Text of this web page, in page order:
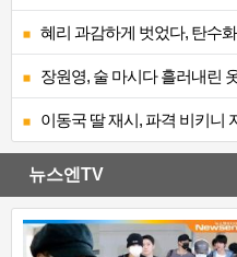
혜리 과감하게 벗었다, 탄수
장원영, 술 마시다 흘러내린
이동국 딸 재시, 파격 비키니
뉴스엔TV